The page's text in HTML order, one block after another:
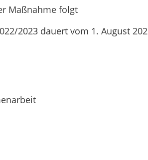
Maßnahme folgt
2023 dauert vom 1. August